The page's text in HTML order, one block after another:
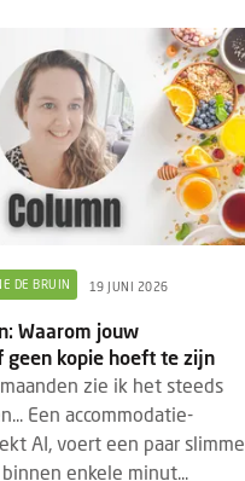
DE BRUIN 19 JUNI 2026
Waarom jouw
kopie hoeft te zijn
zie ik het steeds
Een accommodatie-
AI, voert een paar slimme
enkele minut...